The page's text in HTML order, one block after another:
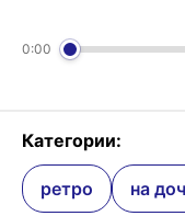
0:00
Категории:
ретро на